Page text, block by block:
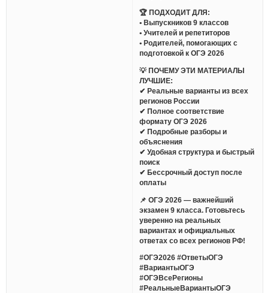
🏆 ПОДХОДИТ ДЛЯ:
• Выпускников 9 классов
• Учителей и репетиторов
• Родителей, помогающих с
подготовкой к ОГЭ 2026
💡 ПОЧЕМУ ЭТИ МАТЕРИАЛЫ
ЛУЧШИЕ:
✔ Реальные варианты из всех
регионов России
✔ Полное соответствие
формату ОГЭ 2026
✔ Подробные разборы и
объяснения
✔ Удобная структура и быстрый
поиск
✔ Бессрочный доступ после
оплаты
📌 ОГЭ 2026 — важнейший
экзамен 9 класса. Готовьтесь
уверенно на реальных
вариантах и официальных
ответах со всех регионов РФ!
#ОГЭ2026 #ОтветыОГЭ
#ВариантыОГЭ
#ОГЭВсеРегионы
#РеальныеВариантыОГЭ